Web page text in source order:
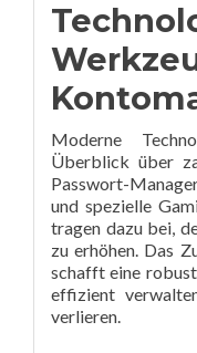
Moderne
Überblick über
Passwort-
und spezielle
tragen dazu bei,
zu erhöhen. Das
schafft eine
effizient
verlieren.